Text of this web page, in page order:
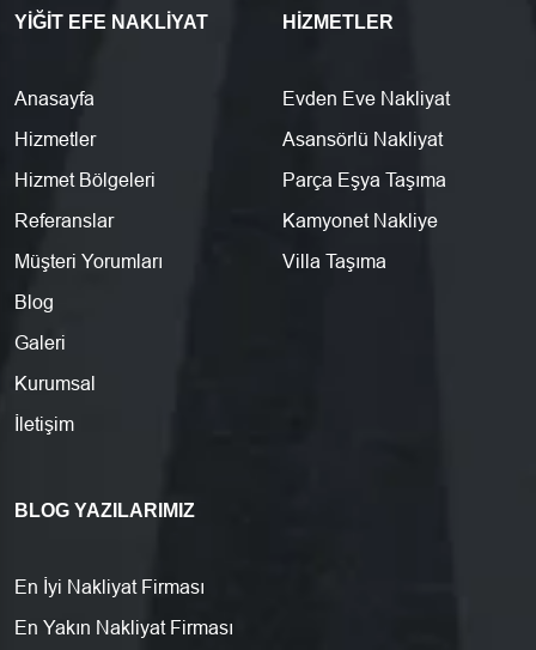
YIĞIT EFE NAKLIYAT
Anasayfa
Hizmetler
Hizmet Bölgeleri
Referanslar
Müşteri Yorumları
Blog
Galeri
Kurumsal
İletişim
HIZMETLER
Evden Eve Nakliyat
Asansörlü Nakliyat
Parça Eşya Taşıma
Kamyonet Nakliye
Villa Taşıma
BLOG YAZILARIMIZ
En İyi Nakliyat Firması
En Yakın Nakliyat Firması